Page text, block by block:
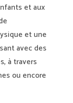
et aux
et une
avec des
à travers
ou encore